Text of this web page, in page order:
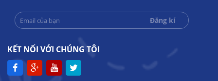
KẾT NỐI VỚI CHÚNG TÔI